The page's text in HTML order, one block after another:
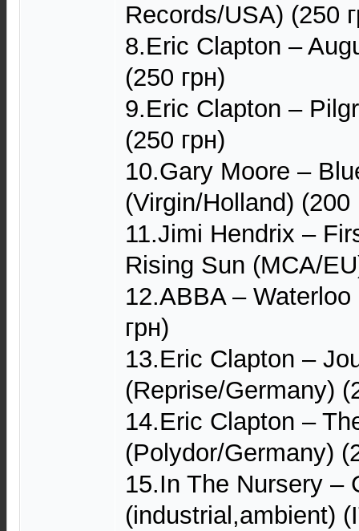
Records/USA) (250
8.Eric Clapton –
(250 грн)
9.Eric Clapton –
(250 грн)
10.Gary Moore –
(Virgin/Holland) (200
11.Jimi Hendrix –
Rising Sun (MCA/
12.ABBA –
грн)
13.Eric Clapton –
(Reprise/Germany)
14.Eric Clapton –
(Polydor/Germany)
15.In The Nursery –
(industrial,ambient)